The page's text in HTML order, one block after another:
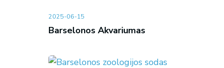
2025-06-15
Barselonos Akvariumas